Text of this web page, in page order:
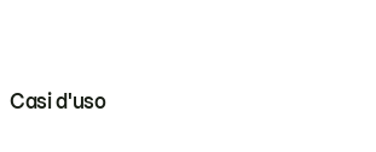
Casi d'uso